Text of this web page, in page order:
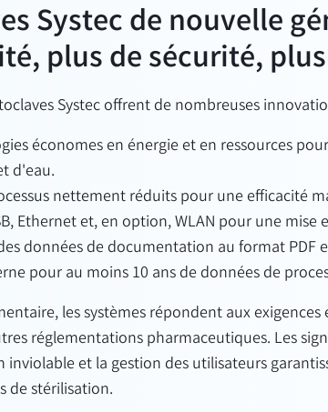
Systec de nouvelle
plus de sécurité,
Systecoffrentde nombreuses
économes en énergie et en ressources
d'eau.
nettement réduits pour une efficacité
Ethernet et, en option, WLAN pour une mise
données de documentation au format PDF
pour au moins 10 ans de données de
les systèmes répondent aux exigences
réglementations pharmaceutiques. Les
et la gestion des utilisateurs
de stérilisation.